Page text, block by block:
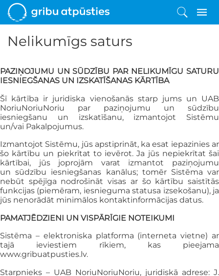
Nelikumīgs saturs
PAZIŅOJUMU UN SŪDZĪBU PAR NELIKUMĪGU SATURU
IESNIEGŠANAS UN IZSKATĪŠANAS KĀRTĪBA
Šī kārtība ir juridiska vienošanās starp jums un UAB
NoriuNoriuNoriu par paziņojumu un sūdzību
iesniegšanu un izskatīšanu, izmantojot Sistēmu
un/vai Pakalpojumus.
Izmantojot Sistēmu, jūs apstiprināt, ka esat iepazinies ar
šo kārtību un piekrītat to ievērot. Ja jūs nepiekrītat šai
kārtībai, jūs joprojām varat izmantot paziņojumu
unsūdzību iesniegšanas kanālus; tomēr Sistēma var
nebūt spējīga nodrošināt visas ar šo kārtību saistītās
funkcijas (piemēram, iesnieguma statusa izsekošanu), ja
jūs nenorādāt minimālos kontaktinformācijas datus.
PAMATJĒDZIENI UN VISPĀRĪGIE NOTEIKUMI
Sistēma – elektroniska platforma (interneta vietne) ar
tajā ieviestiem rīkiem, kas pieejama
www.gribuatpusties.lv.
Starpnieks – UAB NoriuNoriuNoriu, juridiskā adrese: J.